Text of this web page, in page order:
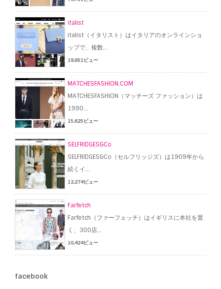
italist
italist（イタリスト）はイタリアのオンラインショ
ップで、複数...
19,851ビュー
MATCHESFASHION.COM
MATCHESFASHION（マッチーズ ファッション）は
1990...
15,625ビュー
SELFRIDGES&Co
SELFRIDGES&Co（セルフリッジズ）は1909年から
続くイ...
12,274ビュー
Farfetch
Farfetch（ファーフェッチ）はイギリスに本社を置
く、300店...
10,424ビュー
facebook